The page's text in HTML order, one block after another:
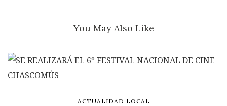
You May Also Like
ACTUALIDAD LOCAL